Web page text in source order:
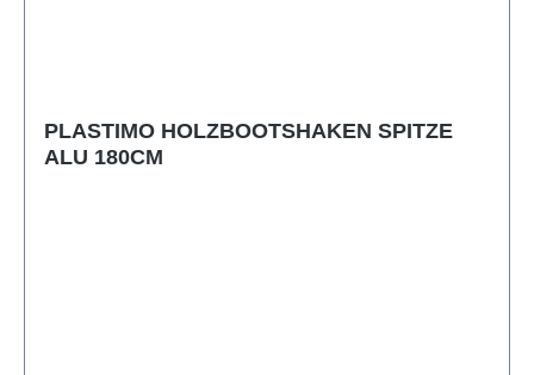
PLASTIMO HOLZBOOTSHAKEN SPITZE
ALU 180CM